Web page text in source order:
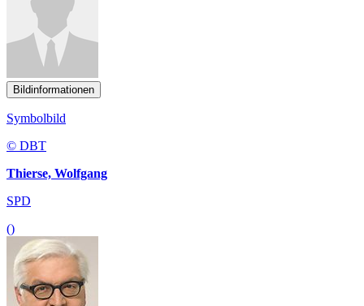
Bildinformationen
Symbolbild
© DBT
Thierse, Wolfgang
SPD
()